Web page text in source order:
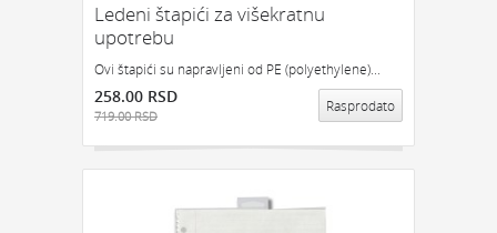
Ledeni štapići za višekratnu
upotrebu
Ovi štapići su napravljeni od PE (polyethylene)...
258.00 RSD
719.00 RSD
Rasprodato